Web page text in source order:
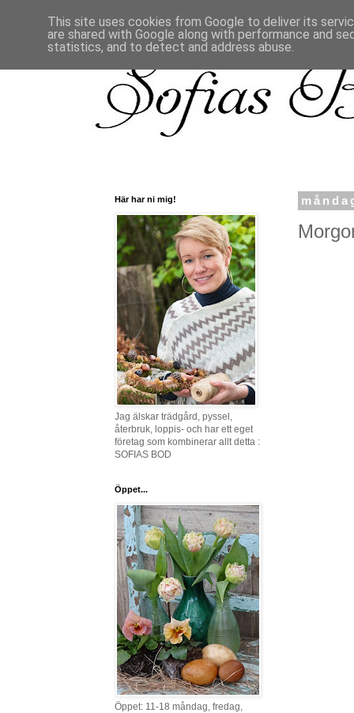
Här har ni mig!
Jag älskar trädgård, pyssel,
återbruk, loppis- och har ett eget
företag som kombinerar allt detta :
SOFIAS BOD
Öppet...
Öppet: 11-18 måndag, fredag,
This site uses cookies from Google to deliver its
are shared with Google along with performance and
statistics, and to detect and address abuse.